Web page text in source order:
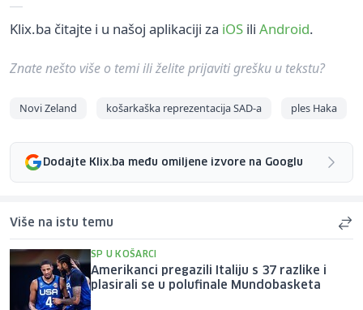
Klix.ba čitajte i u našoj aplikaciji za iOS ili Android.
Znate nešto više o temi ili želite prijaviti grešku u tekstu?
Novi Zeland košarkaška reprezentacija SAD-a ples Haka
Dodajte Klix.ba među omiljene izvore na Googlu
Više na istu temu
SP U KOŠARCI
Amerikanci pregazili Italiju s 37 razlike i
plasirali se u polufinale Mundobasketa